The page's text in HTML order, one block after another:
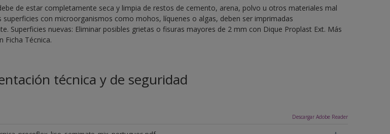
de estar completamente seca y limpia de restos de cemento, arena, polvo u otros materiales mal
superficies con microorganismos como mohos, líquenes o algas, deben ser imprimadas
Superficies nuevas: Eliminar posibles grietas o fisuras mayores de 2 mm con Dique Proplast Ext. Más
Ficha Técnica.
técnica y de seguridad
Descargar Adobe Reader